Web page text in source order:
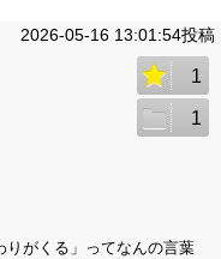
2026-05-16 13:01:54投稿
1
1
りがくる」ってなんの言葉